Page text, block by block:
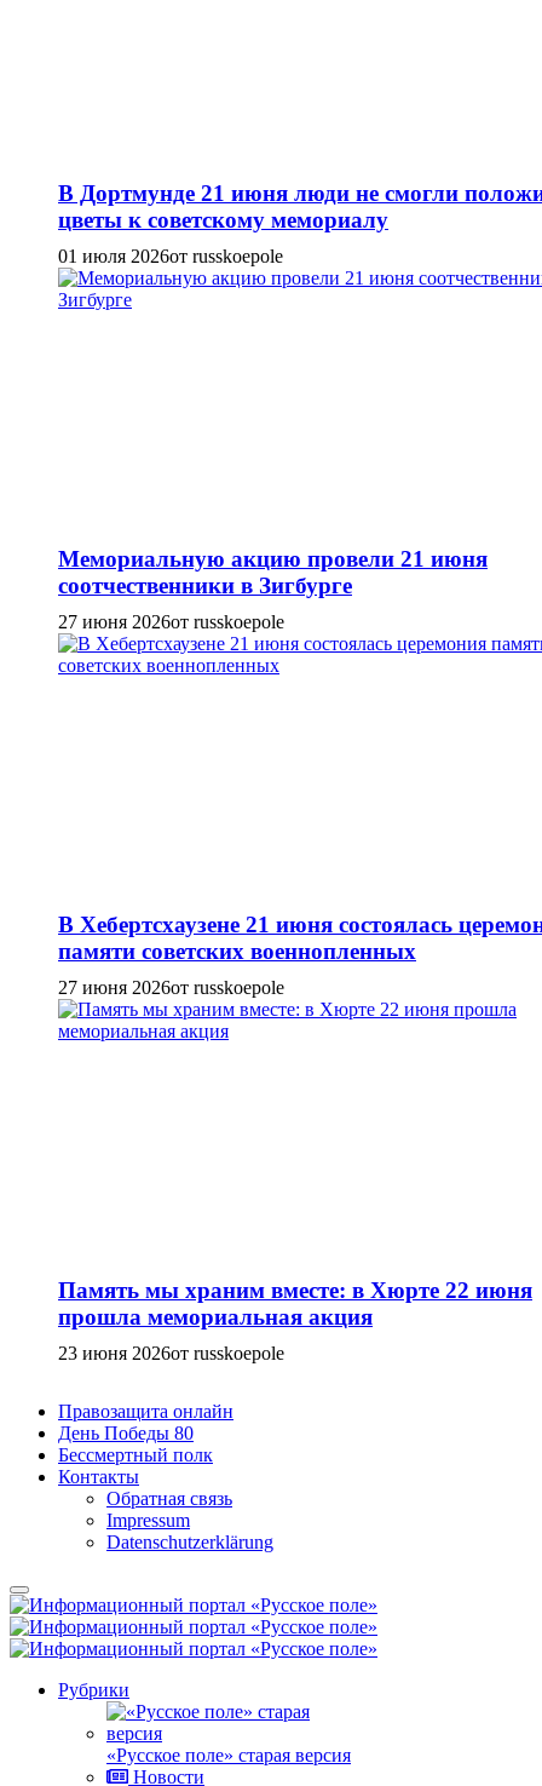
В Дортмунде 21 июня люди не смогли
цветы к советскому мемориалу
01 июля 2026от russkoepole
Мемориальную акцию провели 21 июня
соотчественники в Зигбурге
27 июня 2026от russkoepole
В Хебертсхаузене 21 июня состоялась
памяти советских военнопленных
27 июня 2026от russkoepole
Память мы храним вместе: в Хюрте 22 июня
прошла мемориальная акция
23 июня 2026от russkoepole
Правозащита онлайн
День Победы 80
Бессмертный полк
Контакты
Обратная связь
Impressum
Datenschutzerklärung
Рубрики
«Русское поле» старая версия
Новости